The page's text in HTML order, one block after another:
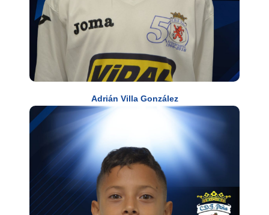
Adrián Villa González